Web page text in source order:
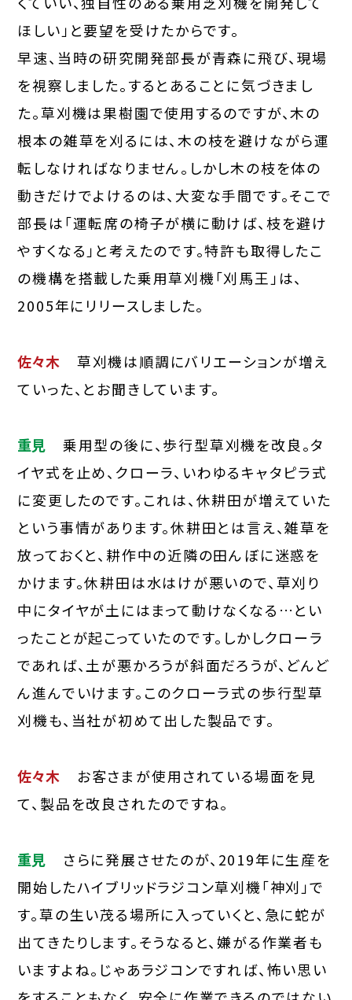
ほしい」と要望を受けたからです。
早速、当時の研究開発部長が青森に飛び、現場
を視察しました。するとあることに気づきまし
た。草刈機は果樹園で使用するのですが、木の
根本の雑草を刈るには、木の枝を避けながら運
転しなければなりません。しかし木の枝を体の
動きだけでよけるのは、大変な手間です。そこで
部長は「運転席の椅子が横に動けば、枝を避け
やすくなる」と考えたのです。特許も取得したこ
の機構を搭載した乗用草刈機「刈馬王」は、
2005年にリリースしました。
佐々木
草刈機は順調にバリエーションが増え
ていった、とお聞きしています。
重見
乗用型の後に、歩行型草刈機を改良。タ
イヤ式を止め、クローラ、いわゆるキャタピラ式
に変更したのです。これは、休耕田が増えていた
という事情があります。休耕田とは言え、雑草を
放っておくと、耕作中の近隣の田んぼに迷惑を
かけます。休耕田は水はけが悪いので、草刈り
中にタイヤが土にはまって動けなくなる…とい
ったことが起こっていたのです。しかしクローラ
であれば、土が悪かろうが斜面だろうが、どんど
ん進んでいけます。このクローラ式の歩行型草
刈機も、当社が初めて出した製品です。
佐々木
お客さまが使用されている場面を見
て、製品を改良されたのですね。
重見
さらに発展させたのが、2019年に生産を
開始したハイブリッドラジコン草刈機「神刈」で
す。草の生い茂る場所に入っていくと、急に蛇が
出てきたりします。そうなると、嫌がる作業者も
いますよね。じゃあラジコンですれば、怖い思い